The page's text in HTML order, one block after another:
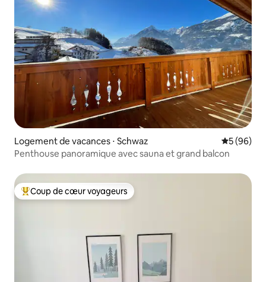
Logement de vacances ⋅ Schwaz
5 (96)
Penthouse panoramique avec sauna et grand balcon
Coups de cœur voyageurs les plus appréciés
Coup de cœur voyageurs